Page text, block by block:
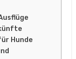
Hunde